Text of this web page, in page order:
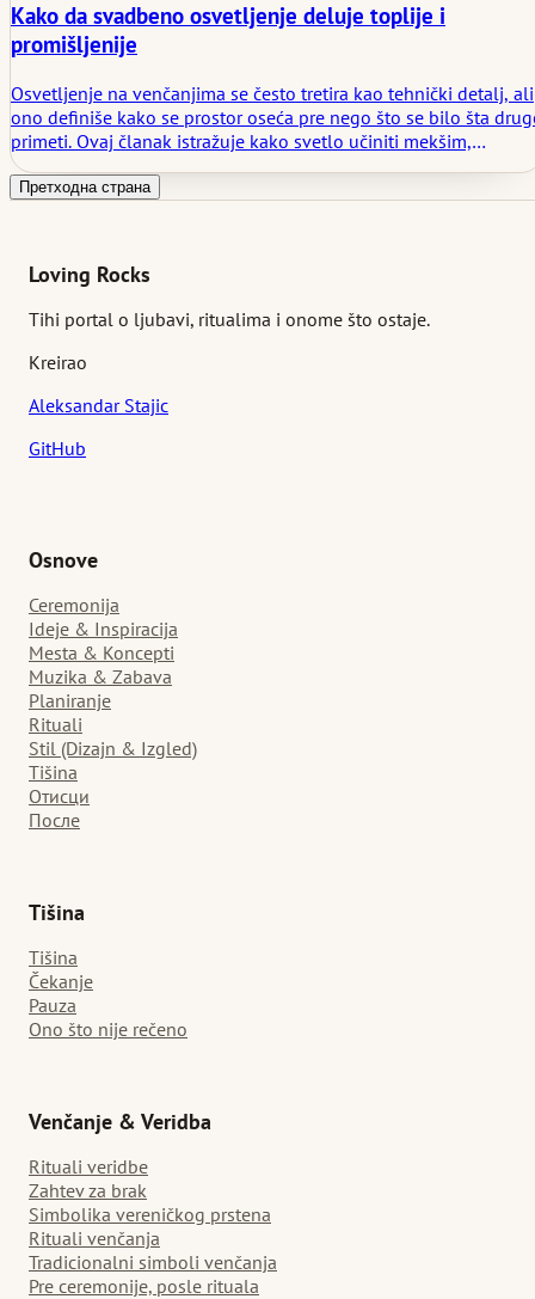
Kako da svadbeno osvetljenje deluje toplije i
promišljenije
Osvetljenje na venčanjima se često tretira kao tehnički detalj, ali
ono definiše kako se prostor oseća pre nego što se bilo šta
primeti. Ovaj članak istražuje kako svetlo učiniti mekšim,
smirenijim i namernijim, i zašto ono što se ne vidi direktno često
je najvažnije.
Претходна страна
Loving Rocks
Tihi portal o ljubavi, ritualima i onome što ostaje.
Kreirao
Aleksandar Stajic
GitHub
Osnove
Ceremonija
Ideje & Inspiracija
Mesta & Koncepti
Muzika & Zabava
Planiranje
Rituali
Stil (Dizajn & Izgled)
Tišina
Отисци
После
Tišina
Tišina
Čekanje
Pauza
Ono što nije rečeno
Venčanje & Veridba
Rituali veridbe
Zahtev za brak
Simbolika vereničkog prstena
Rituali venčanja
Tradicionalni simboli venčanja
Pre ceremonije, posle rituala